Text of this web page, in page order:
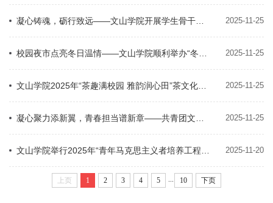
2025-11-25
2025-11-25
2025-11-25
2025-11-25
2025-11-20
上页 1 2 3 4 5 ... 10 下页